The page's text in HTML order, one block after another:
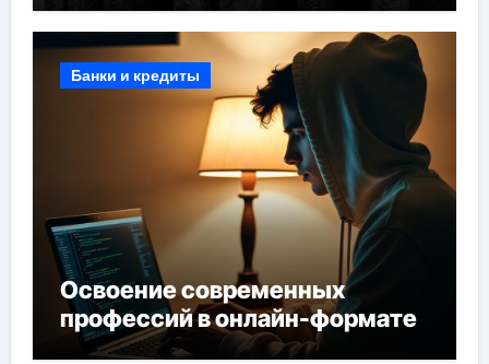
Банки и кредиты
Освоение современных
профессий в онлайн-формате